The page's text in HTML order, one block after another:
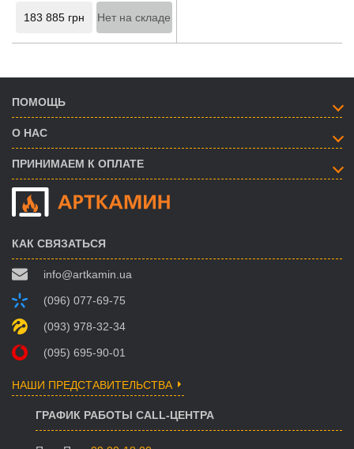
183 885 грн Нет на складе
ПОМОЩЬ
О НАС
ПРИНИМАЕМ К ОПЛАТЕ
КАК СВЯЗАТЬСЯ
info@artkamin.ua
(096) 077-69-75
(093) 978-32-34
(095) 695-90-01
НАШИ ПРЕДСТАВИТЕЛЬСТВА
ГРАФИК РАБОТЫ CALL-ЦЕНТРА